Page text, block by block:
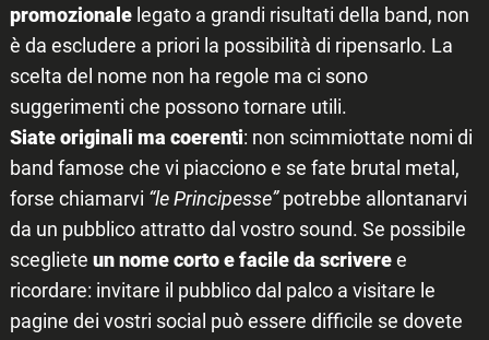
promozionale legato a grandi risultati della band, non
è da escludere a priori la possibilità di ripensarlo. La
scelta del nome non ha regole ma ci sono
suggerimenti che possono tornare utili.
Siate originali ma coerenti: non scimmiottate nomi di
band famose che vi piacciono e se fate brutal metal,
forse chiamarvi “le Principesse”potrebbe allontanarvi
da un pubblico attratto dal vostro sound. Se possibile
scegliete un nome corto e facile da scriveree
ricordare: invitare il pubblico dal palco a visitare le
pagine dei vostri social può essere difficile se dovete